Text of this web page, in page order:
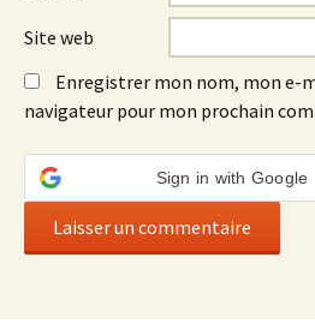
Site web
Enregistrer mon nom, mon e-
navigateur pour mon prochain
Sign in with Google